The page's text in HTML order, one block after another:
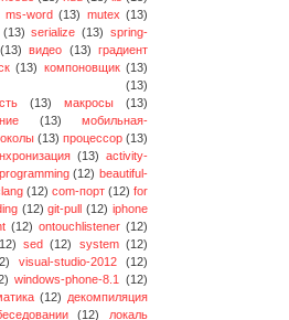
ms-word (13) mutex (13)
(13) serialize (13) spring-
(13) видео (13) градиент
(13) компоновщик (13)
(13)
(13) макросы
(13)
(13)
мобильная-
(13) процессор (13)
(13) activity-
(12) beautiful-
(12) com-порт (12) for
(12) git-pull (12) iphone
(12) ontouchlistener (12)
sed (12) system (12)
visual-studio-2012
(12)
windows-phone-8.1
(12)
(12) декомпиляция
(12)
локаль